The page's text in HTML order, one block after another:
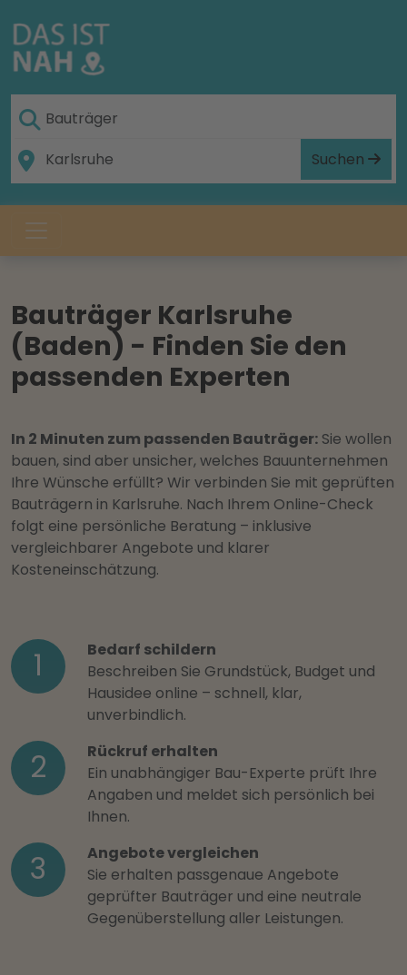
Suchen
Bauträger Karlsruhe
(Baden) - Finden Sie den
passenden Experten
In 2 Minuten zum passenden Bauträger: Sie wollen
bauen, sind aber unsicher, welches Bauunternehmen
Ihre Wünsche erfüllt? Wir verbinden Sie mit geprüften
Bauträgern in Karlsruhe. Nach Ihrem Online-Check
folgt eine persönliche Beratung – inklusive
vergleichbarer Angebote und klarer
Kosteneinschätzung.
1
Bedarf schildern
Beschreiben Sie Grundstück, Budget und
Hausidee online – schnell, klar,
unverbindlich.
2
Rückruf erhalten
Ein unabhängiger Bau-Experte prüft Ihre
Angaben und meldet sich persönlich bei
Ihnen.
3
Angebote vergleichen
Sie erhalten passgenaue Angebote
geprüfter Bauträger und eine neutrale
Gegenüberstellung aller Leistungen.